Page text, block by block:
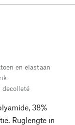
en elastaan
decolleté
38%
Ruglengte in